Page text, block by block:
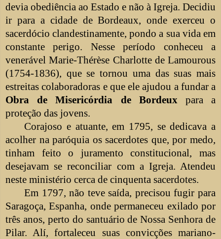
devia obediência ao Estado e não à Igreja. Decidiu
ir para a cidade de Bordeaux, onde exerceu o
sacerdócio clandestinamente, pondo a sua vida em
constante perigo. Nesse período conheceu a
venerável Marie-Thérèse Charlotte de Lamourous
(1754-1836), que se tornou uma das suas mais
estreitas colaboradoras e que ele ajudou a fundar a
Obra de Misericórdia de Bordeuxpara a
proteção das jovens.
Corajoso e atuante, em 1795, se dedicava a
acolher na paróquia os sacerdotes que, por medo,
tinham feito o juramento constitucional, mas
desejavam se reconciliar com a Igreja. Atendeu
neste ministério cerca de cinquenta sacerdotes.
Em 1797, não teve saída, precisou fugir para
Saragoça, Espanha, onde permaneceu exilado por
três anos, perto do santuário de Nossa Senhora de
Pilar. Alí, fortaleceu suas convicções mariano-